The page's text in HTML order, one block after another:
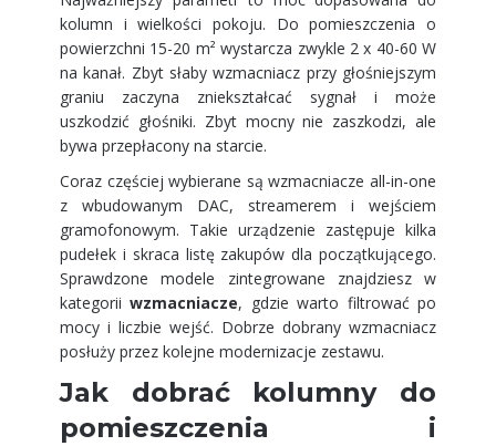
kolumn i wielkości pokoju. Do pomieszczenia o
powierzchni 15-20 m² wystarcza zwykle 2 x 40-60 W
na kanał. Zbyt słaby wzmacniacz przy głośniejszym
graniu zaczyna zniekształcać sygnał i może
uszkodzić głośniki. Zbyt mocny nie zaszkodzi, ale
bywa przepłacony na starcie.
Coraz częściej wybierane są wzmacniacze all-in-one
z wbudowanym DAC, streamerem i wejściem
gramofonowym. Takie urządzenie zastępuje kilka
pudełek i skraca listę zakupów dla początkującego.
Sprawdzone modele zintegrowane znajdziesz w
kategoriiwzmacniacze, gdzie warto filtrować po
mocy i liczbie wejść. Dobrze dobrany wzmacniacz
posłuży przez kolejne modernizacje zestawu.
Jak dobrać kolumny do
pomieszczenia i